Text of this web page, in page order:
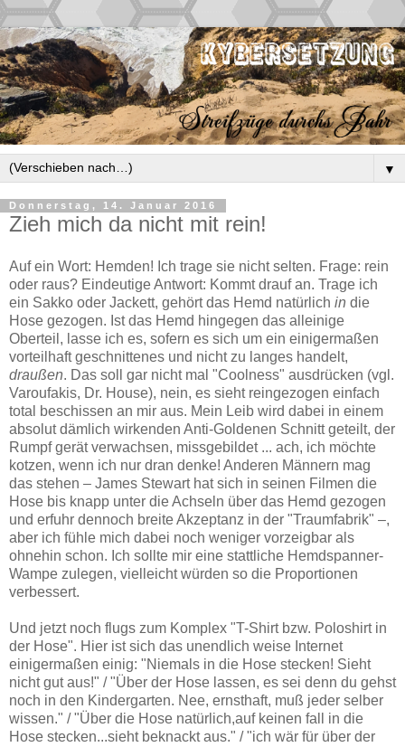
▼
Donnerstag, 14. Januar 2016
Zieh mich da nicht mit rein!
Auf ein Wort: Hemden! Ich trage sie nicht selten. Frage: rein
oder raus? Eindeutige Antwort: Kommt drauf an. Trage ich
ein Sakko oder Jackett, gehört das Hemd natürlich in die
Hose gezogen. Ist das Hemd hingegen das alleinige
Oberteil, lasse ich es, sofern es sich um ein einigermaßen
vorteilhaft geschnittenes und nicht zu langes handelt,
draußen. Das soll gar nicht mal "Coolness" ausdrücken (vgl.
Varoufakis, Dr. House), nein, es sieht reingezogen einfach
total beschissen an mir aus. Mein Leib wird dabei in einem
absolut dämlich wirkenden Anti-Goldenen Schnitt geteilt, der
Rumpf gerät verwachsen, missgebildet ... ach, ich möchte
kotzen, wenn ich nur dran denke! Anderen Männern mag
das stehen – James Stewart hat sich in seinen Filmen die
Hose bis knapp unter die Achseln über das Hemd gezogen
und erfuhr dennoch breite Akzeptanz in der "Traumfabrik" –,
aber ich fühle mich dabei noch weniger vorzeigbar als
ohnehin schon. Ich sollte mir eine stattliche Hemdspanner-
Wampe zulegen, vielleicht würden so die Proportionen
verbessert.
Und jetzt noch flugs zum Komplex "T-Shirt bzw. Poloshirt in
der Hose". Hier ist sich das unendlich weise Internet
einigermaßen einig: "Niemals in die Hose stecken! Sieht
nicht gut aus!" /"Über der Hose lassen, es sei denn du gehst
noch in den Kindergarten. Nee, ernsthaft, muß jeder selber
wissen." / "Über die Hose natürlich,auf keinen fall in die
Hose stecken...sieht beknackt aus." / "ich wär für über der